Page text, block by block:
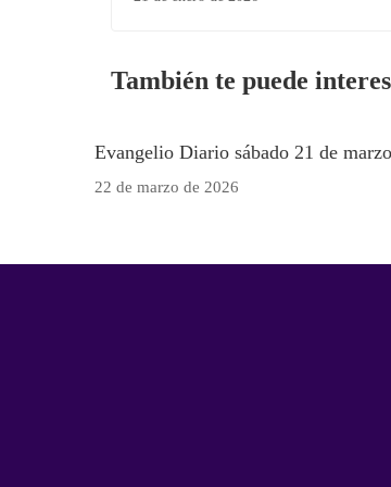
También te puede
Evangelio Diario sábado 21 de marzo
22 de marzo de 2026